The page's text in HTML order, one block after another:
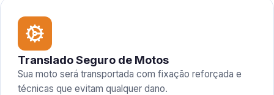
Translado Seguro de Motos
Sua moto será transportada com fixação reforçada e
técnicas que evitam qualquer dano.